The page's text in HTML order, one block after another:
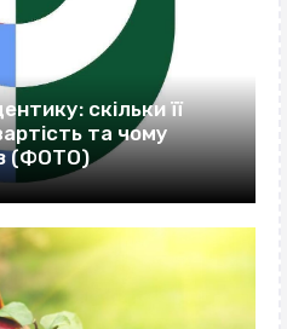
скільки її
та чому
(ФОТО)